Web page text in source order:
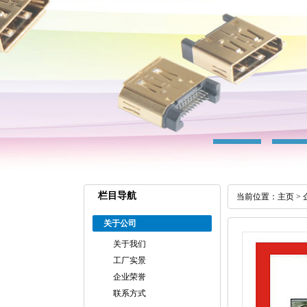
栏目导航
关于公司
关于我们
工厂实景
企业荣誉
联系方式
当前位置： 主页 >